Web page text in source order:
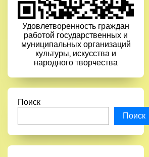
Удовлетворенность граждан
работой государственных и
муниципальных организаций
культуры, искусства и
народного творчества
Поиск
Поиск